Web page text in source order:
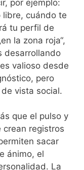
por ejemplo:
libre, cuándo te
tu perfil de
la zona roja“,
desarrollando
valioso desde
pero
vista social.
que el pulso y
crean registros
sacar
ánimo, el
La